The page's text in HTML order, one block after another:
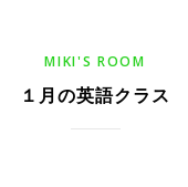
MIKI'S ROOM
１月の英語クラス